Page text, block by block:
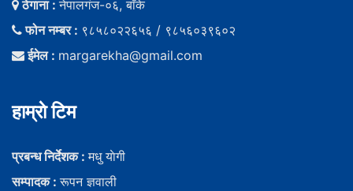
ठेगाना :नेपालगंज-०६, बाँके
फोन नम्बर : ९८५८०२२६५६ / ९८५६०३९६०२
ईमेल : margarekha@gmail.com
हाम्राे टिम
प्रबन्ध निर्देशक :मधु याेगी
सम्पादक :रूपन ज्ञवाली